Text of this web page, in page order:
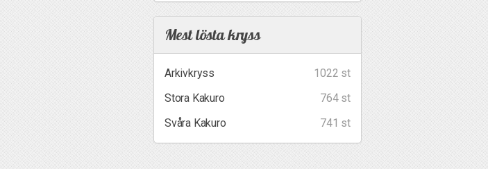
Mest lösta kryss
Arkivkryss
1022 st
Stora Kakuro
764 st
Svåra Kakuro
741 st